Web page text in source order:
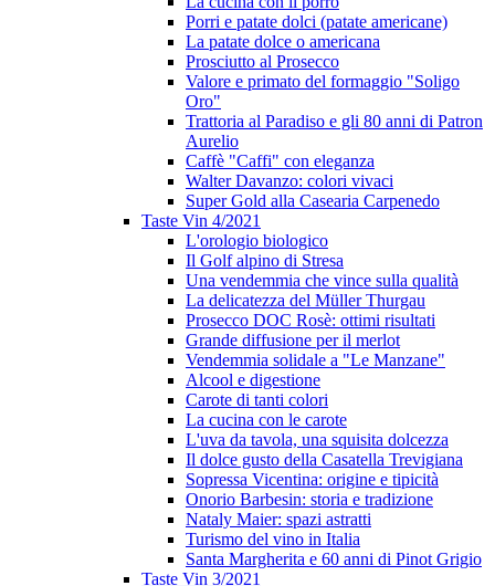
Porri e patate dolci (patate americane)
La patate dolce o americana
Prosciutto al Prosecco
Valore e primato del formaggio "Soligo
Oro"
Trattoria al Paradiso e gli 80 anni di Patron
Aurelio
Caffè "Caffi" con eleganza
Walter Davanzo: colori vivaci
Super Gold alla Casearia Carpenedo
Taste Vin 4/2021
L'orologio biologico
Il Golf alpino di Stresa
Una vendemmia che vince sulla qualità
La delicatezza del Müller Thurgau
Prosecco DOC Rosè: ottimi risultati
Grande diffusione per il merlot
Vendemmia solidale a "Le Manzane"
Alcool e digestione
Carote di tanti colori
La cucina con le carote
L'uva da tavola, una squisita dolcezza
Il dolce gusto della Casatella Trevigiana
Sopressa Vicentina: origine e tipicità
Onorio Barbesin: storia e tradizione
Nataly Maier: spazi astratti
Turismo del vino in Italia
Santa Margherita e 60 anni di Pinot Grigio
Taste Vin 3/2021